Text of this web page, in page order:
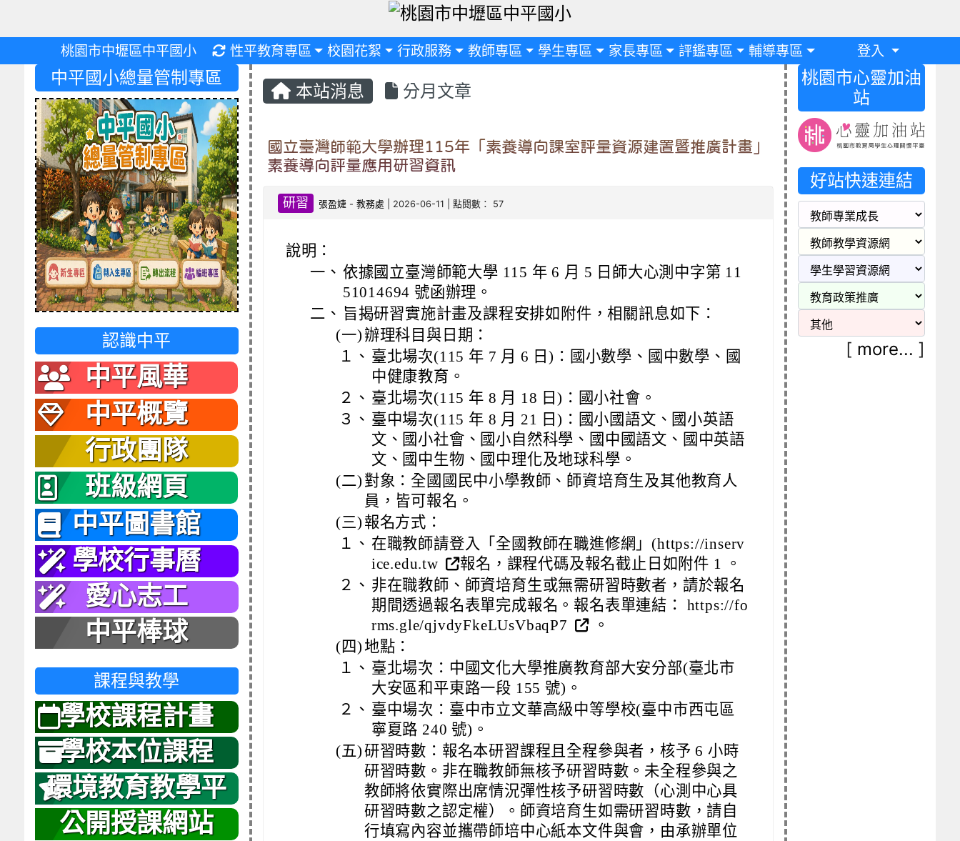
桃園市中壢區中平國小 重新取得佈景設定
性平教育專區 校園花絮 行政服務 教師專區 學生專區 家長專區 評鑑專區 輔導專區 登入
本站消息 分月文章
國立臺灣師範大學辦理115年「素養導向課室評量資源建置暨推廣計畫」
素養導向評量應用研習資訊
研習 張盈婕 -教務處 | 2026-06-11 | 點閱數： 57
說明：
一、 依據國立臺灣師範大學 115 年 6 月 5 日師大心測中字第 11
51014694 號函辦理。
二、 旨揭研習實施計畫及課程安排如附件，相關訊息如下：
(一)辦理科目與日期：
１、 臺北場次(115 年 7 月 6 日)：國小數學、國中數學、國
中健康教育。
２、 臺北場次(115 年 8 月 18 日)：國小社會。
３、 臺中場次(115 年 8 月 21 日)：國小國語文、國小英語
文、國小社會、國小自然科學、國中國語文、國中英語
文、國中生物、國中理化及地球科學。
(二) 對象：全國國民中小學教師、師資培育生及其他教育人
員，皆可報名。
(三) 報名方式：
１、 在職教師請登入「全國教師在職進修網」(https://inserv
ice.edu.tw
報名，課程代碼及報名截止日如附件 1 。
２、 非在職教師、師資培育生或無需研習時數者，請於報名
期間透過報名表單完成報名。報名表單連結： https://fo
rms.gle/qjvdyFkeLUsVbaqP7
。
(四)地點：
１、 臺北場次：中國文化大學推廣教育部大安分部(臺北市
大安區和平東路一段 155 號)。
２、 臺中場次：臺中市立文華高級中等學校(臺中市西屯區
寧夏路 240 號)。
(五)研習時數：報名本研習課程且全程參與者，核予 6 小時
研習時數。非在職教師無核予研習時數。未全程參與之
教師將依實際出席情況彈性核予研習時數（心測中心具
研習時數之認定權）。師資培育生如需研習時數，請自
行填寫內容並攜帶師培中心紙本文件與會，由承辦單位
中平國小總量管制專區
認識中平
中平風華
中平概覽
行政團隊
班級網頁
中平圖書館
學校行事曆
愛心志工
中平棒球
課程與教學
學校課程計畫
學校本位課程
環境教育教學平
台
公開授課網站
桃園市心靈加油
站
好站快速連結
[ more... ]